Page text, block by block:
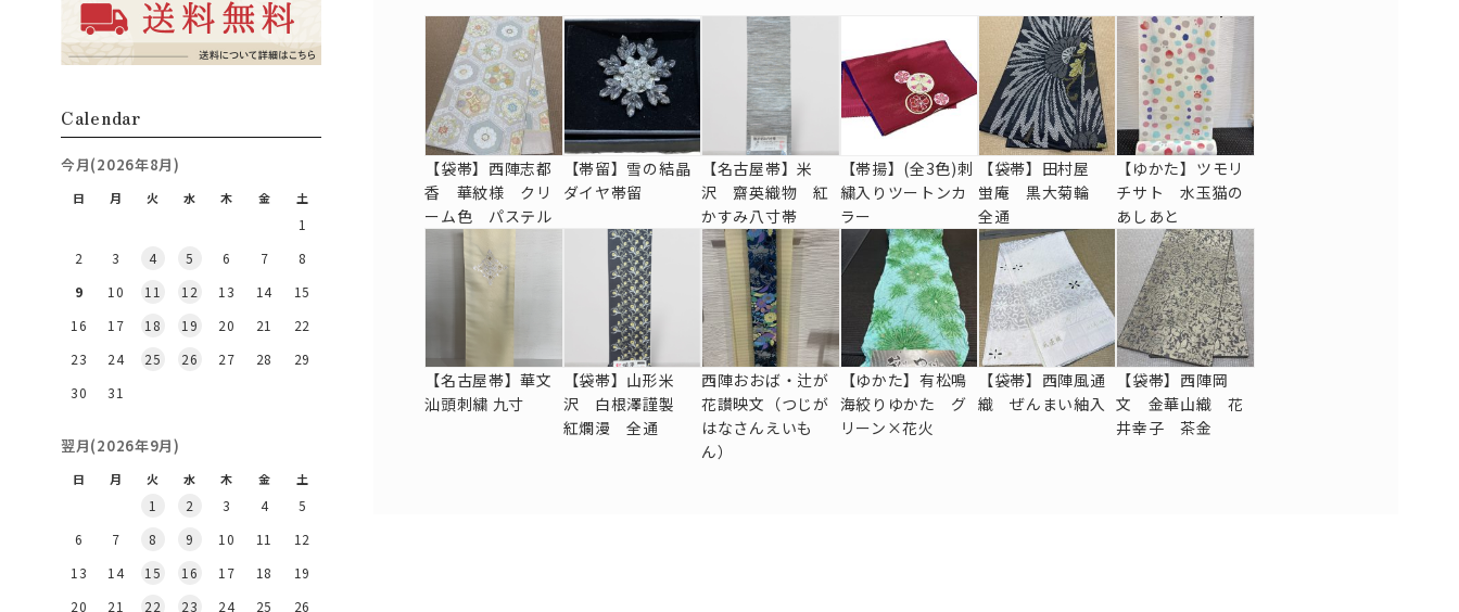
【袋帯】西陣志都
香 華紋様 クリ
ーム色 パステル
【帯留】雪の結晶
ダイヤ帯留
【名古屋帯】米
沢 齋英織物 紅
かすみ八寸帯
【帯揚】(全3色)刺
繍入りツートンカ
ラー
【袋帯】田村屋
蛍庵 黒大菊輪
全通
【ゆかた】ツモリ
チサト 水玉猫の
あしあと
【名古屋帯】華文
汕頭刺繍 九寸
【袋帯】山形米
沢 白根澤謹製
紅爛漫 全通
西陣おおば・辻が
花讃映文（つじが
はなさんえいも
ん）
【ゆかた】有松鳴
海絞りゆかた グ
リーン×花火
【袋帯】西陣風通
織 ぜんまい紬入
【袋帯】西陣岡
文 金華山織 花
井幸子 茶金
Calendar
今月(2026年8月)
日 月 火 水 木 金 土
1
2
3 4 5 6 7
8
9
10 11 12 13 14
15
16
17 18 19 20 21
22
23
24 25 26 27 28
29
30
31
翌月(2026年9月)
日 月 火 水 木 金 土
1 2 3 4
5
6
7 8 9 10 11
12
13
14 15 16 17 18
19
20
21 22 23 24 25 26